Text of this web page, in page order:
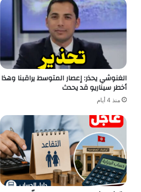
الغنوشي يحذر: إعصار المتوسط يراقبنا وهذا
أخطر سيناريو قد يحدث
منذ 4 أيام